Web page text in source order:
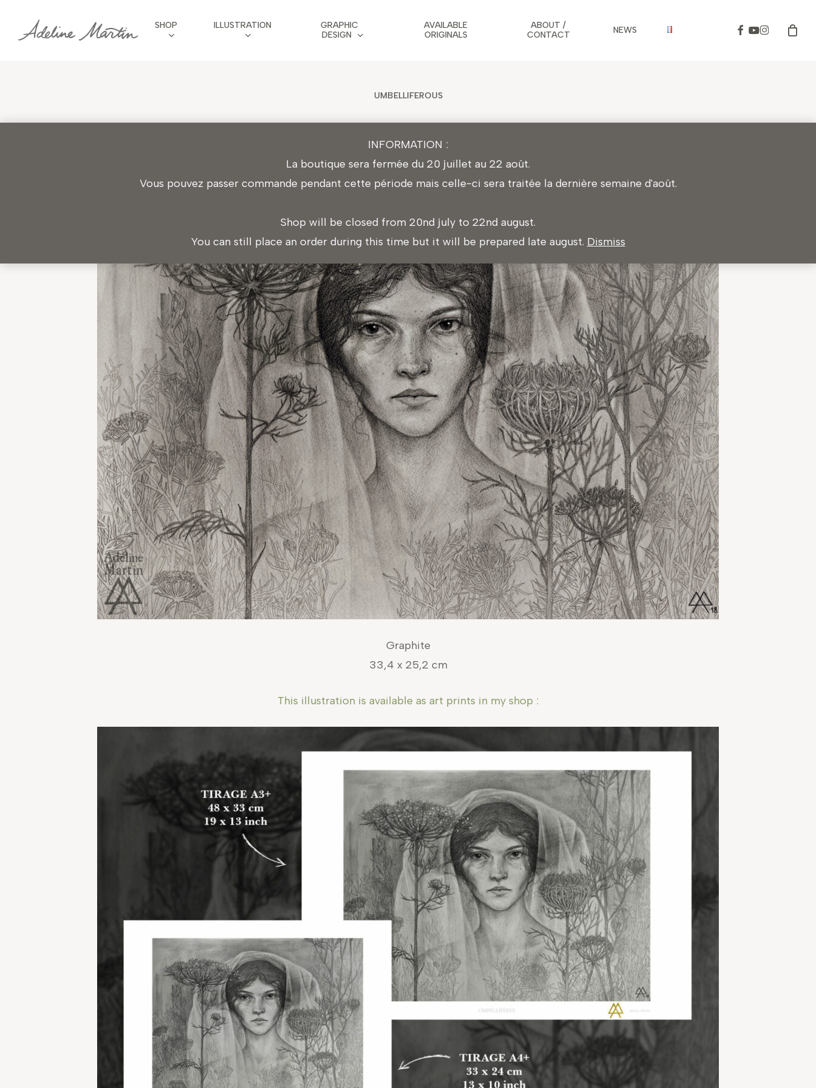
INFORMATION :
La boutique sera fermée du 20 juillet au 22 août.
Vous pouvez passer commande pendant cette période mais celle-ci sera traitée la dernière semaine d'août.
Shop will be closed from 20nd july to 22nd august.
You can still place an order during this time but it will be prepared late august. Dismiss
SHOP ILLUSTRATION
GRAPHIC
DESIGN
AVAILABLE
ORIGINALS
ABOUT /
CONTACT
NEWS Facebook
Youtube
Instagram
UMBELLIFEROUS
Graphite
33,4 x 25,2 cm
This illustration is available as art prints in my shop :